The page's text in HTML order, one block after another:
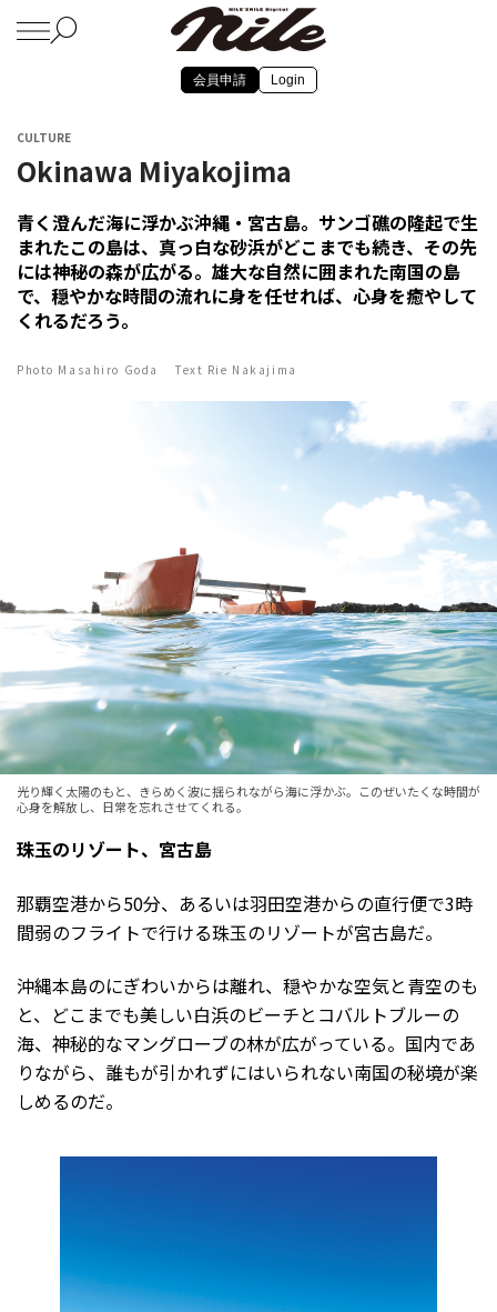
会員申請 Login
CULTURE
Okinawa Miyakojima
青く澄んだ海に浮かぶ沖縄・宮古島。サンゴ礁の隆起で生
まれたこの島は、真っ白な砂浜がどこまでも続き、その先
には神秘の森が広がる。雄大な自然に囲まれた南国の島
で、穏やかな時間の流れに身を任せれば、心身を癒やして
くれるだろう。
Photo Masahiro Goda Text Rie Nakajima
光り輝く太陽のもと、きらめく波に揺られながら海に浮かぶ。このぜいたくな時間が
心身を解放し、日常を忘れさせてくれる。
珠玉のリゾート、宮古島
那覇空港から50分、あるいは羽田空港からの直行便で3時
間弱のフライトで行ける珠玉のリゾートが宮古島だ。
沖縄本島のにぎわいからは離れ、穏やかな空気と青空のも
と、どこまでも美しい白浜のビーチとコバルトブルーの
海、神秘的なマングローブの林が広がっている。国内であ
りながら、誰もが引かれずにはいられない南国の秘境が楽
しめるのだ。